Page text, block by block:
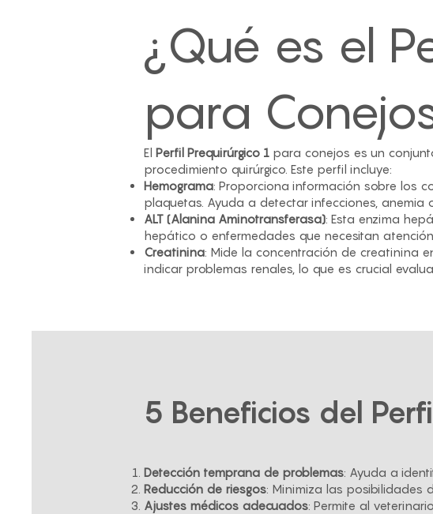
¿Qué es el
para
El Perfil Prequirúrgico 1 para conejos es un
procedimiento quirúrgico. Este perfil incluye:
Hemograma: Proporciona información sobre los
plaquetas. Ayuda a detectar infecciones,
ALT (Alanina Aminotransferasa): Esta enzima
hepático o enfermedades que necesitan
Creatinina: Mide la concentración de creatinina
indicar problemas renales, lo que es crucial
5 Beneficios del
Detección temprana de problemas: Ayuda a
Reducción de riesgos: Minimiza las posibilidades
Ajustes médicos adecuados: Permite al